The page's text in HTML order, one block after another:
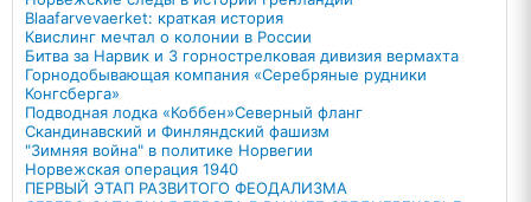
Blaafarvevaerket: краткая история
Квислинг мечтал о колонии в России
Битва за Нарвик и 3 горнострелковая дивизия вермахта
Горнодобывающая компания «Серебряные рудники
Конгсберга»
Подводная лодка «Коббен»Северный фланг
Скандинавский и Финляндский фашизм
"Зимняя война" в политике Норвегии
Норвежская операция 1940
ПЕРВЫЙ ЭТАП РАЗВИТОГО ФЕОДАЛИЗМА